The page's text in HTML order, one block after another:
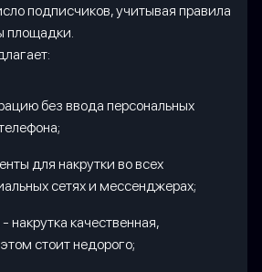
подписчиков, учитывая правила
площадки.
без ввода персональных
для накрутки во всех
сетях и мессенджерах;
накрутка качественная,
стоит недорого;